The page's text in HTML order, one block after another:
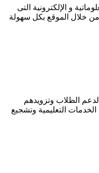
و الإلكترونية التى
من خلال الموقع بكل سهولة
لدعم الطلاب وتزويدهم
الخدمات التعليمية وتشجيع